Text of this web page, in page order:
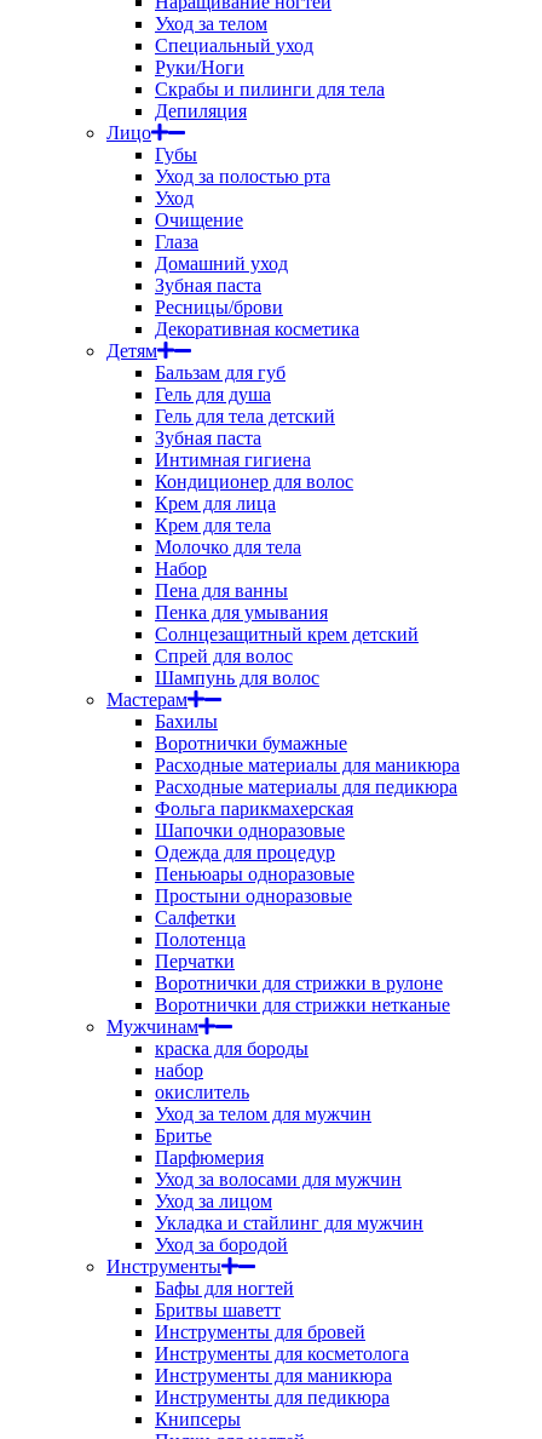
Уход за телом
Специальный уход
Руки/Ноги
Скрабы и пилинги для тела
Депиляция
Лицо
Губы
Уход за полостью рта
Уход
Очищение
Глаза
Домашний уход
Зубная паста
Ресницы/брови
Декоративная косметика
Детям
Бальзам для губ
Гель для душа
Гель для тела детский
Зубная паста
Интимная гигиена
Кондиционер для волос
Крем для лица
Крем для тела
Молочко для тела
Набор
Пена для ванны
Пенка для умывания
Солнцезащитный крем детский
Спрей для волос
Шампунь для волос
Мастерам
Бахилы
Воротнички бумажные
Расходные материалы для маникюра
Расходные материалы для педикюра
Фольга парикмахерская
Шапочки одноразовые
Одежда для процедур
Пеньюары одноразовые
Простыни одноразовые
Салфетки
Полотенца
Перчатки
Воротнички для стрижки в рулоне
Воротнички для стрижки нетканые
Мужчинам
краска для бороды
набор
окислитель
Уход за телом для мужчин
Бритье
Парфюмерия
Уход за волосами для мужчин
Уход за лицом
Укладка и стайлинг для мужчин
Уход за бородой
Инструменты
Бафы для ногтей
Бритвы шаветт
Инструменты для бровей
Инструменты для косметолога
Инструменты для маникюра
Инструменты для педикюра
Книпсеры